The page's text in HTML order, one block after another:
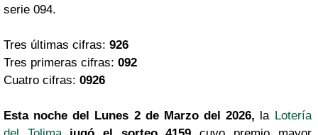
serie 094.
Tres últimas cifras: 926
Tres primeras cifras: 092
Cuatro cifras: 0926
Esta noche del Lunes 2 de Marzo del 2026, la Lotería